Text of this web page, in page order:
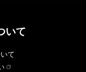
いて
て